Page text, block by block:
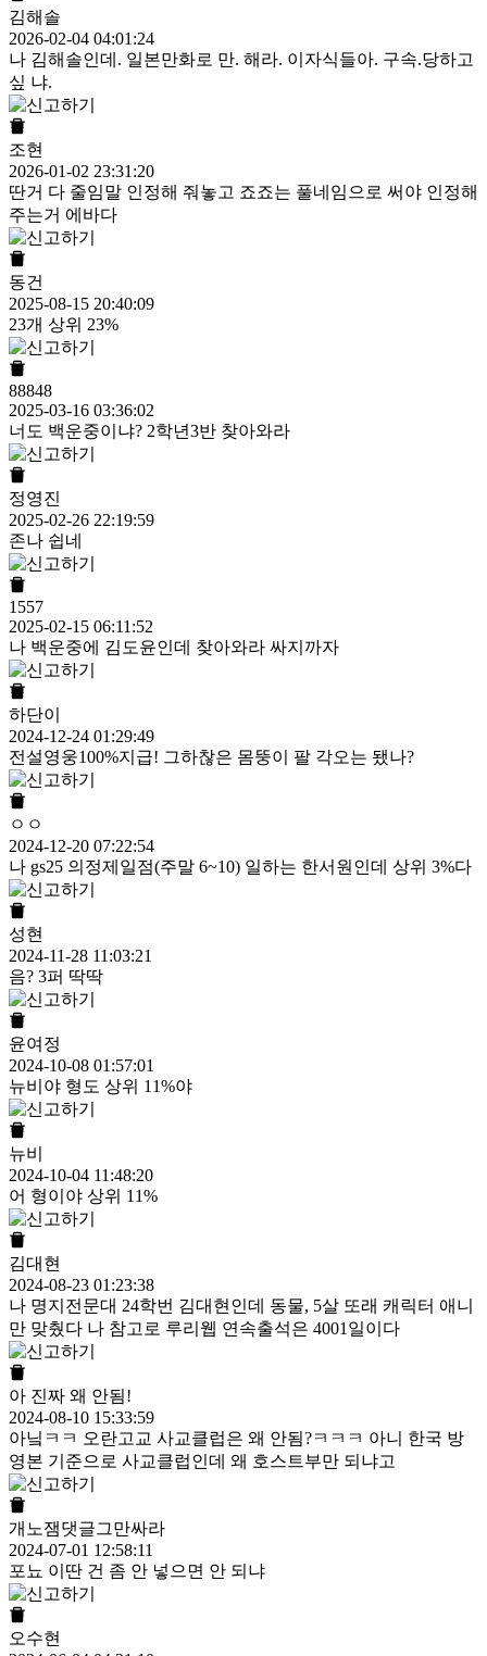
김해솔
2026-02-04 04:01:24
나 김해솔인데. 일본만화로 만. 해라. 이자식들아. 구속.당하고
싶 냐.
조현
2026-01-02 23:31:20
딴거 다 줄임말 인정해 줘놓고 죠죠는 풀네임으로 써야 인정해
주는거 에바다
동건
2025-08-15 20:40:09
23개 상위 23%
88848
2025-03-16 03:36:02
너도 백운중이냐? 2학년3반 찾아와라
정영진
2025-02-26 22:19:59
존나 쉽네
1557
2025-02-15 06:11:52
나 백운중에 김도윤인데 찾아와라 싸지까자
하단이
2024-12-24 01:29:49
전설영웅100%지급! 그하찮은 몸뚱이 팔 각오는 됐나?
ㅇㅇ
2024-12-20 07:22:54
나 gs25 의정제일점(주말 6~10) 일하는 한서원인데 상위 3%다
성현
2024-11-28 11:03:21
음? 3퍼 딱딱
윤여정
2024-10-08 01:57:01
뉴비야 형도 상위 11%야
뉴비
2024-10-04 11:48:20
어 형이야 상위 11%
김대현
2024-08-23 01:23:38
나 명지전문대 24학번 김대현인데 동물, 5살 또래 캐릭터 애니
만 맞췄다 나 참고로 루리웹 연속출석은 4001일이다
아 진짜 왜 안됨!
2024-08-10 15:33:59
아닠ㅋㅋ 오란고교 사교클럽은 왜 안됨?ㅋㅋㅋ 아니 한국 방
영본 기준으로 사교클럽인데 왜 호스트부만 되냐고
개노잼댓글그만싸라
2024-07-01 12:58:11
포뇨 이딴 건 좀 안 넣으면 안 되냐
오수현